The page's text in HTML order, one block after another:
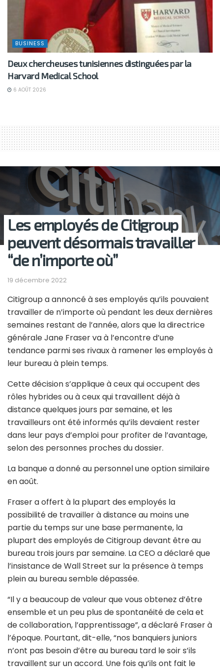
BUSINESS
Deux chercheuses tunisiennes distinguées par la
Harvard Medical School
6 AOÛT 2026
Les employés de Citigroup
peuvent désormais travailler
“de n’importe où”
19 décembre 2022
Citigroup a annoncé à ses employés qu’ils pouvaient
travailler de n’importe où pendant les deux dernières
semaines restant de l’année, alors que la directrice
générale Jane Fraser va à l’encontre d’une
tendance parmi ses rivaux à ramener les employés à
leur bureau à plein temps.
Cette décision s’applique à ceux qui occupent des
rôles hybrides ou à ceux qui travaillent déjà à
distance quelques jours par semaine, et les
travailleurs ont été informés qu’ils devaient rester
dans leur pays d’emploi pour profiter de l’avantage,
selon des personnes proches du dossier.
La banque a donné au personnel une option similaire
en août.
Fraser a offert à la plupart des employés la
possibilité de travailler à distance au moins une
partie du temps sur une base permanente, la
plupart des employés de Citigroup devant être au
bureau trois jours par semaine. La CEO a déclaré que
l’insistance de Wall Street sur la présence à temps
plein au bureau semble dépassée.
“Il y a beaucoup de valeur que vous obtenez d’être
ensemble et un peu plus de spontanéité de cela et
de collaboration, l’apprentissage”, a déclaré Fraser à
l’époque. Pourtant, dit-elle, “nos banquiers juniors
n’ont pas besoin d’être au bureau tard le soir s’ils
travaillent sur un accord. Une fois qu’ils ont fait le